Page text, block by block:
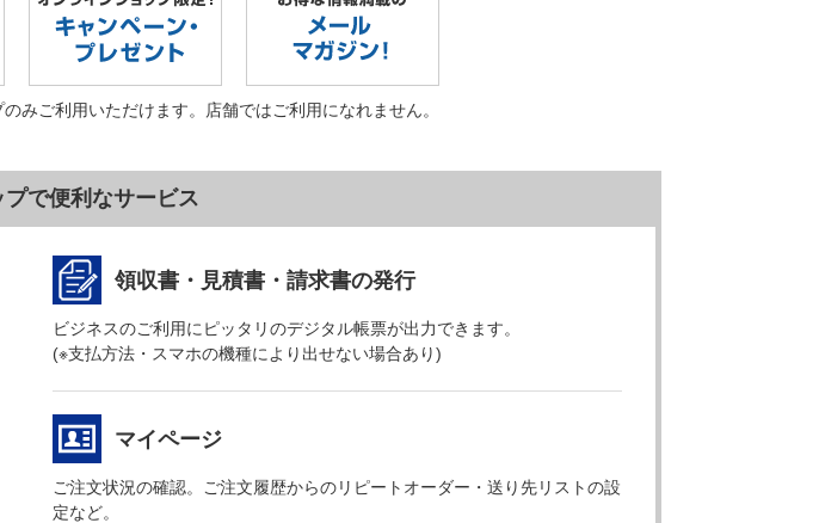
みご利用いただけます。店舗ではご利用になれません。
で便利なサービス
領収書・見積書・請求書の発行
ビジネスのご利用にピッタリのデジタル帳票が出力できます。
(※支払方法・スマホの機種により出せない場合あり)
マイページ
ご注文状況の確認。ご注文履歴からのリピートオーダー・送り先リストの設
定など。